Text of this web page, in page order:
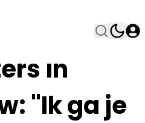
in
"Ik ga je